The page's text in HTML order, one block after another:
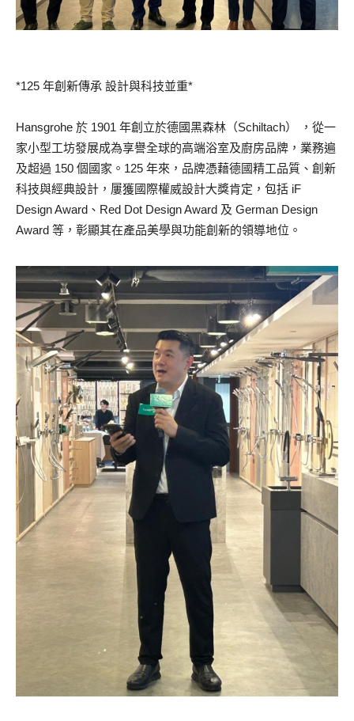
*125 年創新傳承 設計與科技並重*
Hansgrohe 於 1901 年創立於德國黑森林（Schiltach） ，從一
家小型工坊發展成為享譽全球的高端浴室及廚房品牌，業務遍
及超過 150 個國家。125 年來，品牌憑藉德國精工品質、創新
科技與經典設計，屢獲國際權威設計大獎肯定，包括 iF
Design Award、Red Dot Design Award 及 German Design
Award 等，彰顯其在產品美學與功能創新的領導地位。